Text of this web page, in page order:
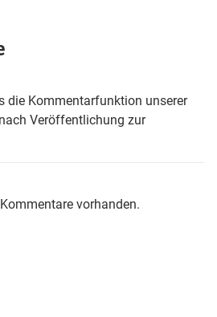
die Kommentarfunktion unserer
Veröffentlichung zur
vorhanden.